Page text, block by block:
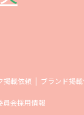
掲載依頼 ブランド掲
員会採用情報